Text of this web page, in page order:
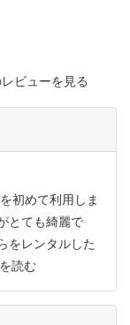
ビューを見る
初めて利用しま
とても綺麗で
をレンタルした
読む